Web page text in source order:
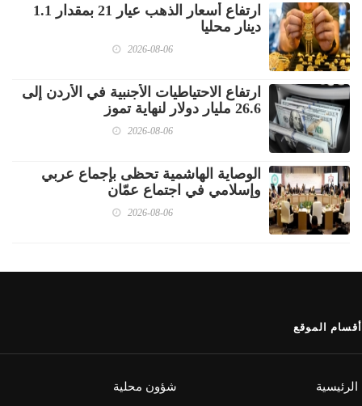
ارتفاع أسعار الذهب عيار 21 بمقدار 1.1
دينار محليا
2026-08-06
ارتفاع الاحتياطيات الأجنبية في الأردن إلى
26.6 مليار دولار لنهاية تموز
2026-08-06
الوصاية الهاشمية تحظى بإجماع عربي
وإسلامي في اجتماع عمّان
2026-08-06
أقسام الموقع
الرئيسية
شؤون محلية